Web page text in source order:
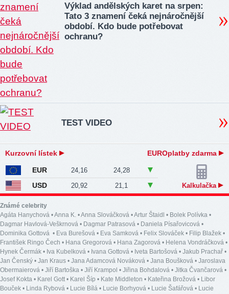
Výklad andělských karet na srpen:
Tato 3 znamení čeká nejnáročnější
období. Kdo bude potřebovat
ochranu?
TEST VIDEO
Kurzovní lístek EUROplatby zdarma
EUR 24,16 24,28
USD 20,92 21,1 Kalkulačka
Známé celebrity
Agáta Hanychová •Anna K. •Anna Slováčková •Artur Štaidl • Bolek Polívka •
Dagmar Havlová-Veškrnová • Dagmar Patrasová • Daniela Písařovicová •
Dominika Gottová • Eva Burešová • Eva Samková • Felix Slováček • Filip Blažek •
František Ringo Čech • Hana Gregorová • Hana Zagorová • Helena Vondráčková •
Hynek Čermák • Iva Kubelková • Ivana Gottová • Iveta Bartošová • Jakub Prachař •
Jan Čenský • Jan Kraus • Jana Adamcová Nováková • Jana Boušková • Jaroslava
Obermaierová • Jiří Bartoška • Jiří Krampol • Jiřina Bohdalová • Jitka Čvančarová •
Josef Kokta • Karel Gott• Karel Šíp • Kate Middleton • Kateřina Brožová • Libor
Bouček • Linda Rybová • Lucie Bílá • Lucie Borhyová • Lucie Šafářová • Lucie